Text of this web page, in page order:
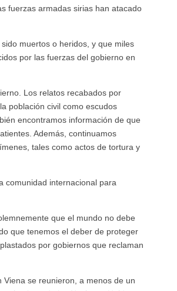
fuerzas armadas sirias han atacado
muertos o heridos, y que miles
por las fuerzas del gobierno en
Los relatos recabados por
población civil como escudos
encontramos información de que
Además, continuamos
tales como actos de tortura y
comunidad internacional para
que el mundo no debe
que tenemos el deber de proteger
por gobiernos que reclaman
se reunieron, a menos de un